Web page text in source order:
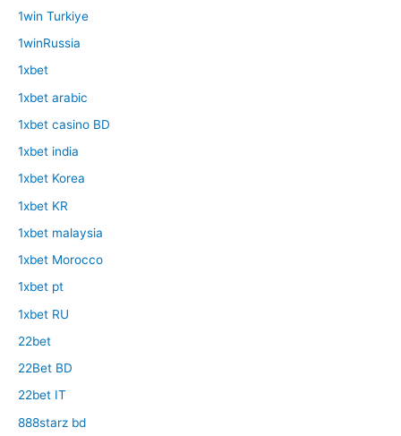
1win Turkiye
1winRussia
1xbet
1xbet arabic
1xbet casino BD
1xbet india
1xbet Korea
1xbet KR
1xbet malaysia
1xbet Morocco
1xbet pt
1xbet RU
22bet
22Bet BD
22bet IT
888starz bd